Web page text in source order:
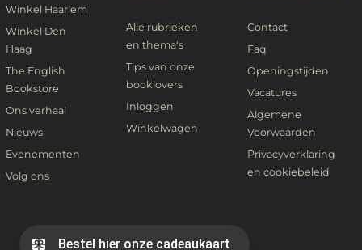
Winkel Haarlem
Winkel Den
Haag
The English
Bookstore
Ons verhaal
Nieuws
Evenementen
Volg ons
Alle rubrieken
en thema's
Tips van onze
booklovers
Inloggen
Winkelwagen
Contact
Faq
Openingstijden
Vacatures
Algemene
Voorwaarden
Privacyverklaring
en cookiebeleid